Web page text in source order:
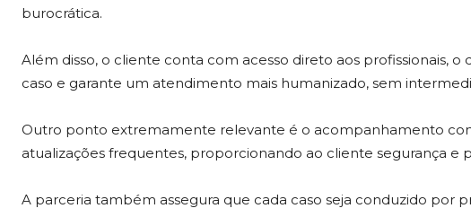
burocrática.
Além disso, o cliente conta com acesso direto aos profissionais,
caso e garante um atendimento mais humanizado, sem
Outro ponto extremamente relevante é o acompanhamento
atualizações frequentes, proporcionando ao cliente segurança e
A parceria também assegura que cada caso seja conduzido por